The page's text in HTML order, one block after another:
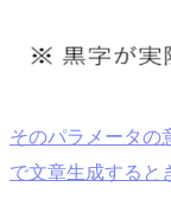
そのパラメータの
で文章生成すると